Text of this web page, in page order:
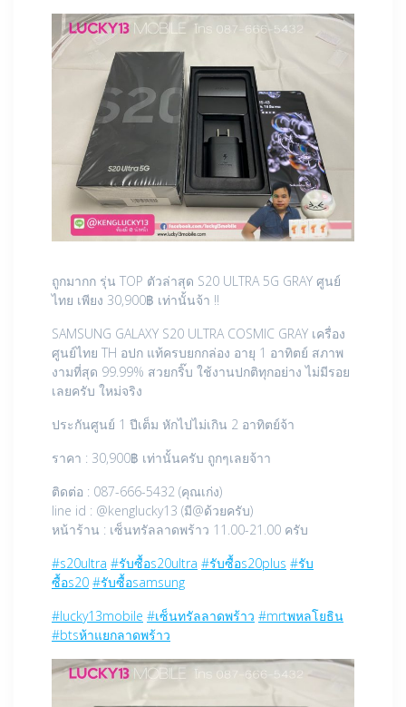
ถูกมากก รุ่น TOP ตัวล่าสุด S20 ULTRA 5G GRAY ศูนย์
ไทย เพียง 30,900฿ เท่านั้นจ้า !!
SAMSUNG GALAXY S20 ULTRA COSMIC GRAY เครื่อง
ศูนย์ไทย TH อปก แท้ครบยกกล่อง อายุ 1 อาทิตย์ สภาพ
งามที่สุด 99.99% สวยกริ๊บ ใช้งานปกติทุกอย่าง ไม่มีรอย
เลยครับ ใหม่จริง
ประกันศูนย์ 1 ปีเต็ม หักไปไม่เกิน 2 อาทิตย์จ้า
ราคา : 30,900฿ เท่านั้นครับ ถูกๆเลยจ้าา
ติดต่อ : 087-666-5432 (คุณเก่ง)
line id : @kenglucky13 (มี@ด้วยครับ)
หน้าร้าน : เซ็นทรัลลาดพร้าว 11.00-21.00 ครับ
#s20ultra #รับซื้อs20ultra #รับซื้อs20plus #รับ
ซื้อs20 #รับซื้อsamsung
#lucky13mobile #เซ็นทรัลลาดพร้าว #mrtพหลโยธิน
#btsห้าแยกลาดพร้าว